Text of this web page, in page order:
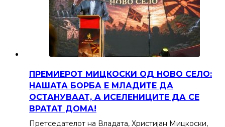
ПРЕМИЕРОТ МИЦКОСКИ ОД НОВО СЕЛО:
НАШАТА БОРБА Е МЛАДИТЕ ДА
ОСТАНУВААТ, А ИСЕЛЕНИЦИТЕ ДА СЕ
ВРАТАТ ДОМА!
Претседателот на Владата, Христијан Мицкоски,